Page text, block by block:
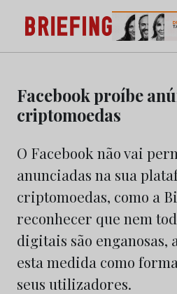
content
Briefing: Todas as notícias
Marketing e da Publicidade
Facebook proíbe
criptomoedas
O Facebook não vai
anunciadas na sua
criptomoedas, como a
reconhecer que nem
digitais são enganosas,
esta medida como
seus utilizadores.